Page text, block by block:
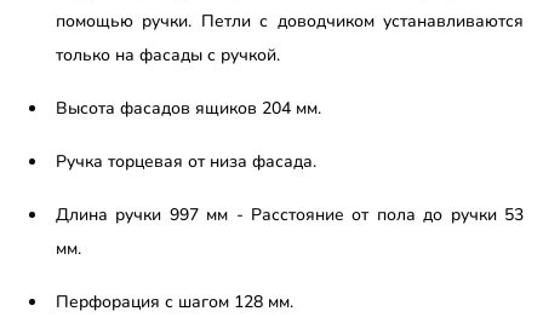
помощью ручки. Петли с доводчиком устанавливаются
только на фасады с ручкой.
Высота фасадов ящиков 204 мм.
Ручка торцевая от низа фасада.
Длина ручки 997 мм - Расстояние от пола до ручки 53
мм.
Перфорация с шагом 128 мм.